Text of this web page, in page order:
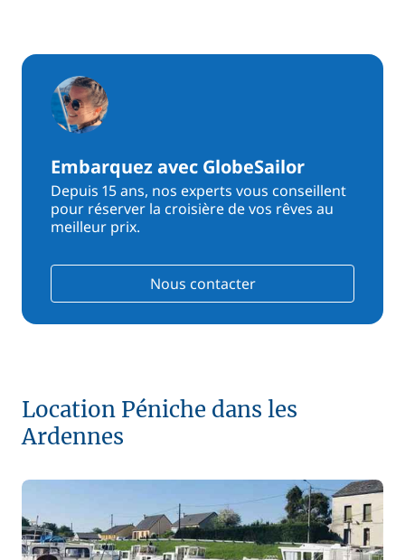
Embarquez avec GlobeSailor
Depuis 15 ans, nos experts vous conseillent
pour réserver la croisière de vos rêves au
meilleur prix.
Nous contacter
Location Péniche dans les
Ardennes